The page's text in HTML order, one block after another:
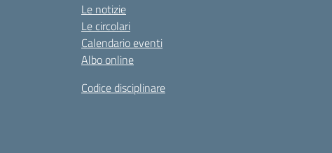
Le notizie
Le circolari
Calendario eventi
Albo online
Codice disciplinare